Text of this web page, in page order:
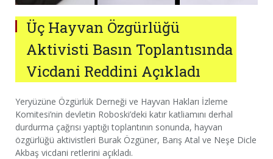
Üç Hayvan Özgürlüğü
Aktivisti Basın Toplantısında
Vicdani Reddini Açıkladı
Yeryüzüne Özgürlük Derneği ve Hayvan Hakları İzleme
Komitesi’nin devletin Roboski’deki katır katliamını derhal
durdurma çağrısı yaptığı toplantının sonunda, hayvan
özgürlüğü aktivistleri Burak Özgüner, Barış Atal ve Neşe Dicle
Akbaş vicdani retlerini açıkladı.